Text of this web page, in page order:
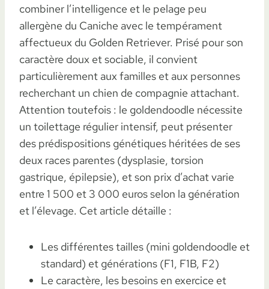
combiner l’intelligence et le pelage peu
allergène du Caniche avec le tempérament
affectueux du Golden Retriever. Prisé pour son
caractère doux et sociable, il convient
particulièrement aux familles et aux personnes
recherchant un chien de compagnie attachant.
Attention toutefois : le goldendoodle nécessite
un toilettage régulier intensif, peut présenter
des prédispositions génétiques héritées de ses
deux races parentes (dysplasie, torsion
gastrique, épilepsie), et son prix d’achat varie
entre 1 500 et 3 000 euros selon la génération
et l’élevage. Cet article détaille :
Les différentes tailles (mini goldendoodle et
standard) et générations (F1, F1B, F2)
Le caractère, les besoins en exercice et